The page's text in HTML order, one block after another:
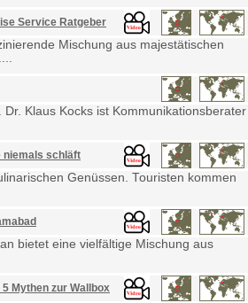
Service Ratgeber
Mischung aus majestätischen
Klaus Kocks ist Kommunikationsberater
niemals schläft
Genüssen. Touristen kommen
bietet eine vielfältige Mischung aus
Mythen zur Wallbox